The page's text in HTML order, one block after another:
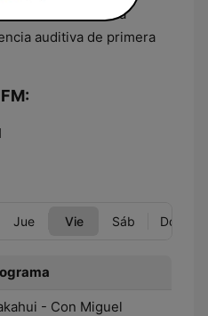
FM se dedica a
auditiva de primera
Jue Vie Sáb Dom
- Con Miguel